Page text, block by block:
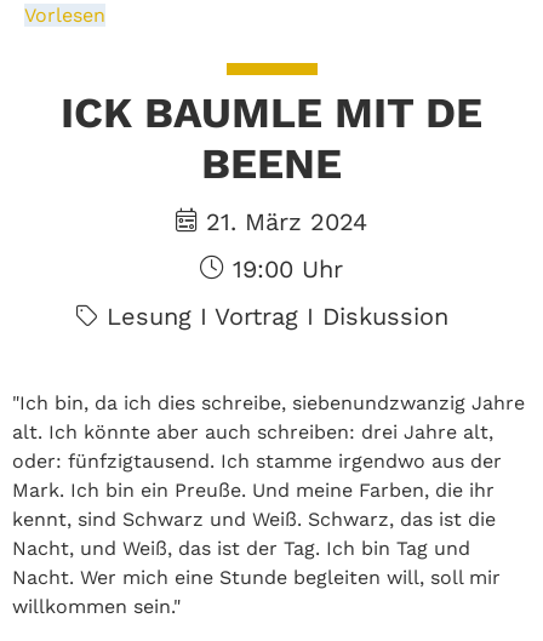
Vorlesen
ICK BAUMLE MIT DE
BEENE
21. März 2024
19:00 Uhr
Lesung I Vortrag I Diskussion
"Ich bin, da ich dies schreibe, siebenundzwanzig Jahre
alt. Ich könnte aber auch schreiben: drei Jahre alt,
oder: fünfzigtausend. Ich stamme irgendwo aus der
Mark. Ich bin ein Preuße. Und meine Farben, die ihr
kennt, sind Schwarz und Weiß. Schwarz, das ist die
Nacht, und Weiß, das ist der Tag. Ich bin Tag und
Nacht. Wer mich eine Stunde begleiten will, soll mir
willkommen sein."